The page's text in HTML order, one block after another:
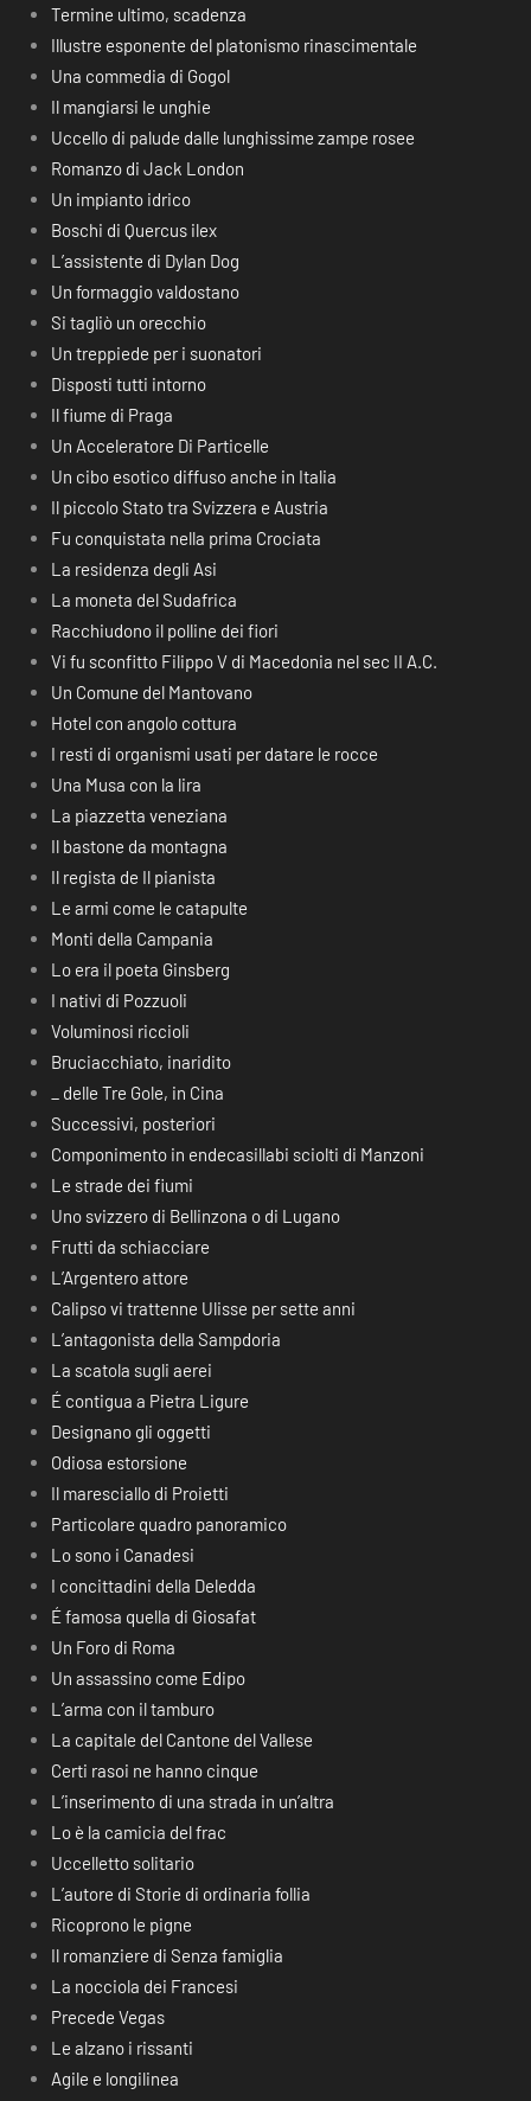
Termine ultimo, scadenza
Illustre esponente del platonismo rinascimentale
Una commedia di Gogol
Il mangiarsi le unghie
Uccello di palude dalle lunghissime zampe rosee
Romanzo di Jack London
Un impianto idrico
Boschi di Quercus ilex
L’assistente di Dylan Dog
Un formaggio valdostano
Si tagliò un orecchio
Un treppiede per i suonatori
Disposti tutti intorno
Il fiume di Praga
Un Acceleratore Di Particelle
Un cibo esotico diffuso anche in Italia
Il piccolo Stato tra Svizzera e Austria
Fu conquistata nella prima Crociata
La residenza degli Asi
La moneta del Sudafrica
Racchiudono il polline dei fiori
Vi fu sconfitto Filippo V di Macedonia nel sec II A.C.
Un Comune del Mantovano
Hotel con angolo cottura
I resti di organismi usati per datare le rocce
Una Musa con la lira
La piazzetta veneziana
Il bastone da montagna
Il regista de Il pianista
Le armi come le catapulte
Monti della Campania
Lo era il poeta Ginsberg
I nativi di Pozzuoli
Voluminosi riccioli
Bruciacchiato, inaridito
_ delle Tre Gole, in Cina
Successivi, posteriori
Componimento in endecasillabi sciolti di Manzoni
Le strade dei fiumi
Uno svizzero di Bellinzona o di Lugano
Frutti da schiacciare
L’Argentero attore
Calipso vi trattenne Ulisse per sette anni
L’antagonista della Sampdoria
La scatola sugli aerei
É contigua a Pietra Ligure
Designano gli oggetti
Odiosa estorsione
Il maresciallo di Proietti
Particolare quadro panoramico
Lo sono i Canadesi
I concittadini della Deledda
É famosa quella di Giosafat
Un Foro di Roma
Un assassino come Edipo
L’arma con il tamburo
La capitale del Cantone del Vallese
Certi rasoi ne hanno cinque
L’inserimento di una strada in un’altra
Lo è la camicia del frac
Uccelletto solitario
L’autore di Storie di ordinaria follia
Ricoprono le pigne
Il romanziere di Senza famiglia
La nocciola dei Francesi
Precede Vegas
Le alzano i rissanti
Agile e longilinea